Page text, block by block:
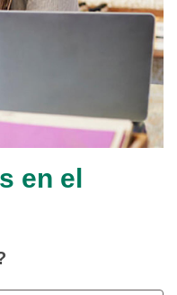
en el